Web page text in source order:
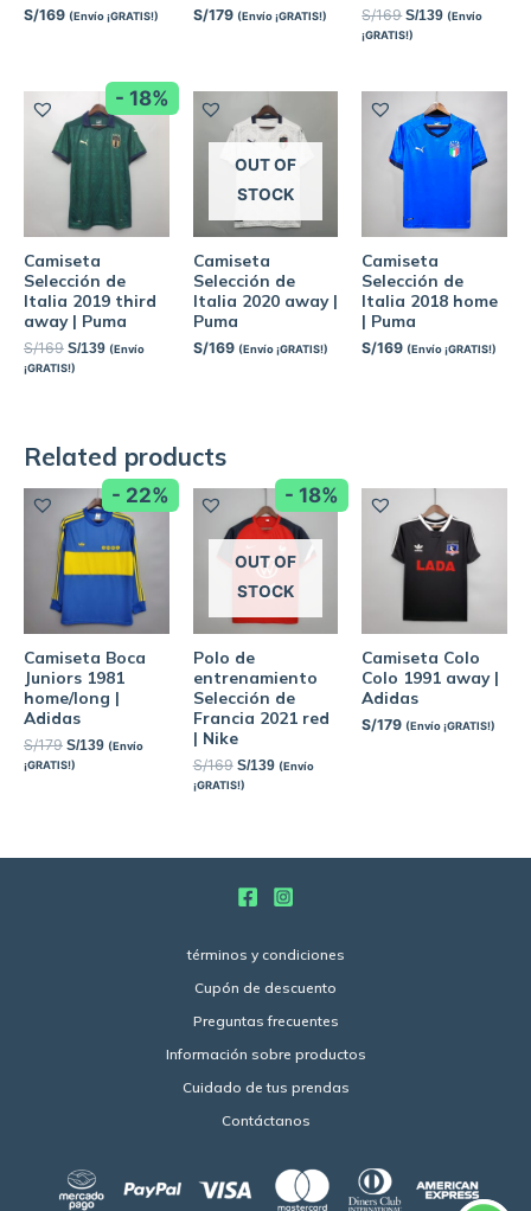
S/169 (Envío ¡GRATIS!) S/179 (Envío ¡GRATIS!) S/169 S/139 (Envío
¡GRATIS!)
- 18%
Camiseta
Selección de
Italia 2019 third
away | Puma
S/169 S/139 (Envío
¡GRATIS!)
OUT OF
STOCK
Camiseta
Selección de
Italia 2020 away |
Puma
S/169 (Envío ¡GRATIS!)
Camiseta
Selección de
Italia 2018 home
| Puma
S/169 (Envío ¡GRATIS!)
Related products
- 22%
Camiseta Boca
Juniors 1981
home/long |
Adidas
S/179 S/139 (Envío
¡GRATIS!)
- 18%
OUT OF
STOCK
Polo de
entrenamiento
Selección de
Francia 2021 red
| Nike
S/169 S/139 (Envío
¡GRATIS!)
Camiseta Colo
Colo 1991 away |
Adidas
S/179 (Envío ¡GRATIS!)
términos y condiciones
Cupón de descuento
Preguntas frecuentes
Información sobre productos
Cuidado de tus prendas
Contáctanos